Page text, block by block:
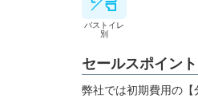
バストイレ
別
セールスポイント
弊社では初期費用の【